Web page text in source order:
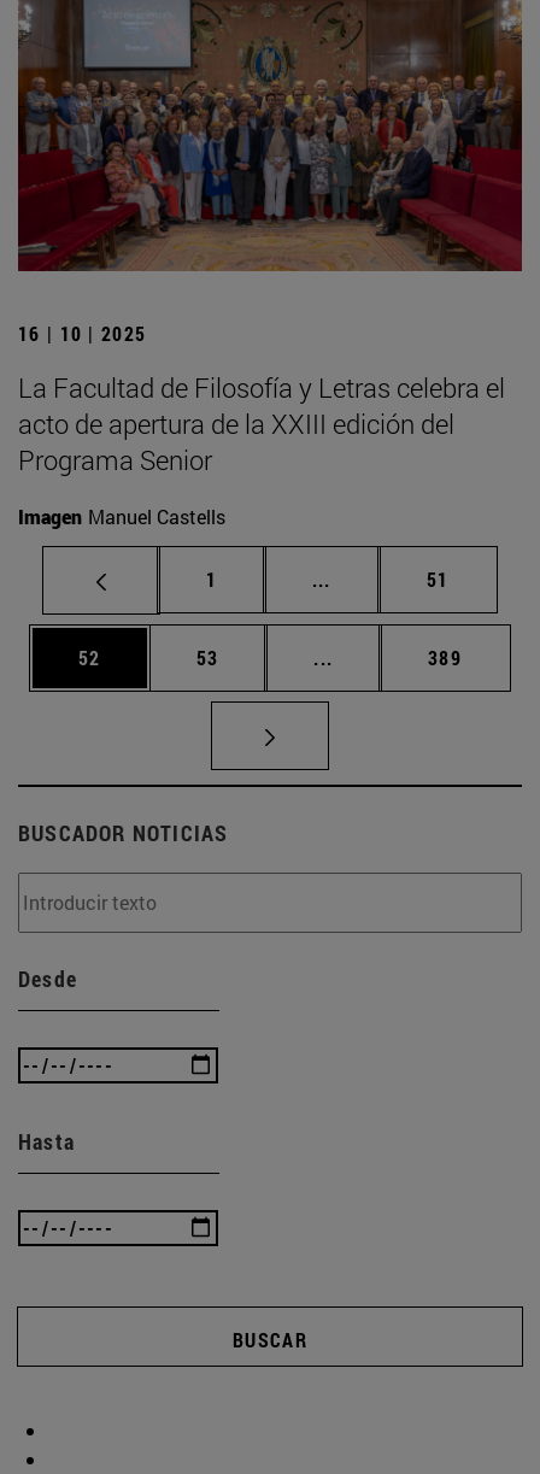
16 | 10 | 2025
La Facultad de Filosofía y Letras celebra el
acto de apertura de la XXIII edición del
Programa Senior
Imagen Manuel Castells
Página
1 ... Páginas intermedias
Página
51
Página
52 Página
53 ... Páginas intermedias
Página
389
BUSCADOR NOTICIAS
Desde
Hasta
BUSCAR